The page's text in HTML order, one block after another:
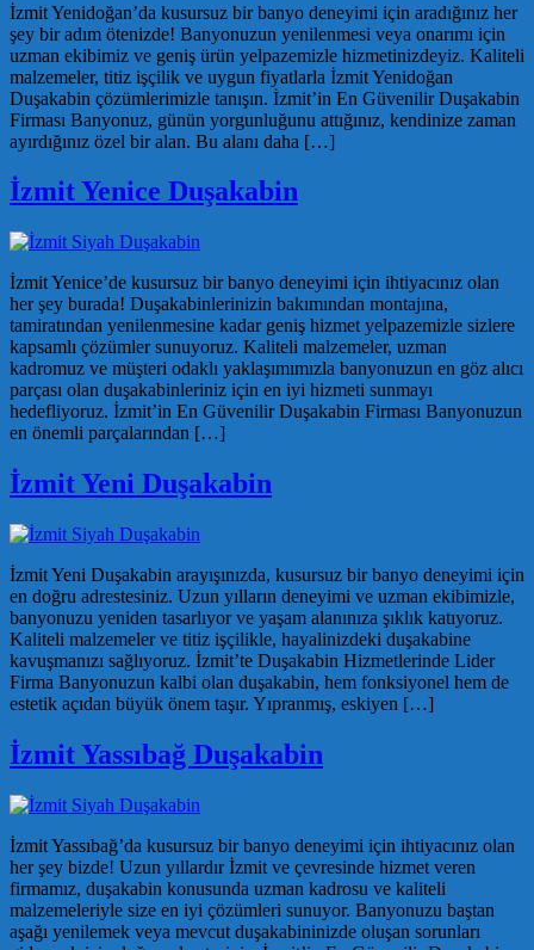
İzmit Yenidoğan’da kusursuz bir banyo deneyimi için aradığınız her
şey bir adım ötenizde! Banyonuzun yenilenmesi veya onarımı için
uzman ekibimiz ve geniş ürün yelpazemizle hizmetinizdeyiz. Kaliteli
malzemeler, titiz işçilik ve uygun fiyatlarla İzmit Yenidoğan
Duşakabin çözümlerimizle tanışın. İzmit’in En Güvenilir Duşakabin
Firması Banyonuz, günün yorgunluğunu attığınız, kendinize zaman
ayırdığınız özel bir alan. Bu alanı daha […]
İzmit Yenice Duşakabin
İzmit Yenice’de kusursuz bir banyo deneyimi için ihtiyacınız olan
her şey burada! Duşakabinlerinizin bakımından montajına,
tamiratından yenilenmesine kadar geniş hizmet yelpazemizle sizlere
kapsamlı çözümler sunuyoruz. Kaliteli malzemeler, uzman
kadromuz ve müşteri odaklı yaklaşımımızla banyonuzun en göz alıcı
parçası olan duşakabinleriniz için en iyi hizmeti sunmayı
hedefliyoruz. İzmit’in En Güvenilir Duşakabin Firması Banyonuzun
en önemli parçalarından […]
İzmit Yeni Duşakabin
İzmit Yeni Duşakabin arayışınızda, kusursuz bir banyo deneyimi için
en doğru adrestesiniz. Uzun yılların deneyimi ve uzman ekibimizle,
banyonuzu yeniden tasarlıyor ve yaşam alanınıza şıklık katıyoruz.
Kaliteli malzemeler ve titiz işçilikle, hayalinizdeki duşakabine
kavuşmanızı sağlıyoruz. İzmit’te Duşakabin Hizmetlerinde Lider
Firma Banyonuzun kalbi olan duşakabin, hem fonksiyonel hem de
estetik açıdan büyük önem taşır. Yıpranmış, eskiyen […]
İzmit Yassıbağ Duşakabin
İzmit Yassıbağ’da kusursuz bir banyo deneyimi için ihtiyacınız olan
her şey bizde! Uzun yıllardır İzmit ve çevresinde hizmet veren
firmamız, duşakabin konusunda uzman kadrosu ve kaliteli
malzemeleriyle size en iyi çözümleri sunuyor. Banyonuzu baştan
aşağı yenilemek veya mevcut duşakabininizde oluşan sorunları